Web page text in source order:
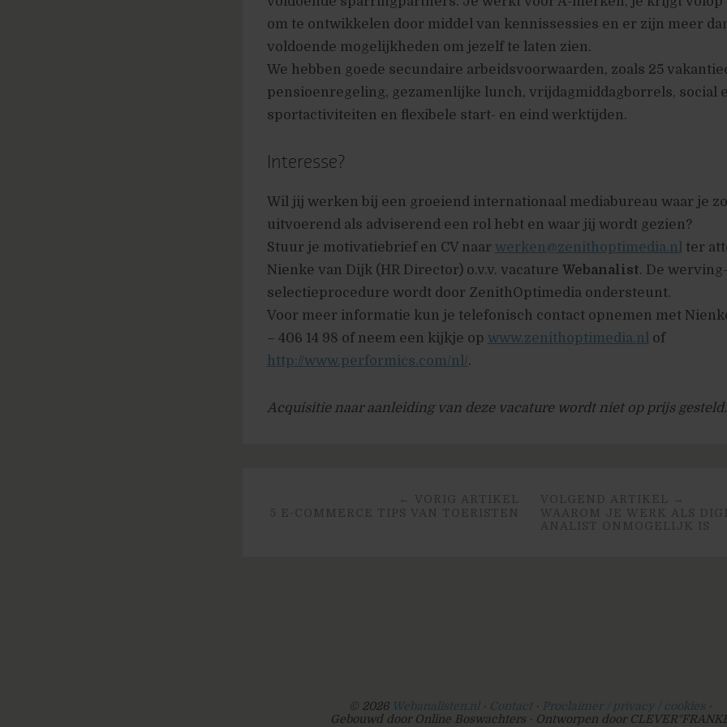
om te ontwikkelen door middel van kennissessies en er zijn meer
voldoende mogelijkheden om jezelf te laten zien.
We hebben goede secundaire arbeidsvoorwaarden, zoals 25
pensioenregeling, gezamenlijke lunch, vrijdagmiddagborrels, social
sportactiviteiten en flexibele start- en eind werktijden.
Interesse?
Wil jij werken bij een groeiend internationaal mediabureau waar je
uitvoerend als adviserend een rol hebt en waar jij wordt gezien?
Stuur je motivatiebrief en CV naar werken@zenithoptimedia.nlter
Nienke van Dijk (HR Director) o.v.v. vacature Webanalist. De
selectieprocedure wordt door ZenithOptimedia ondersteunt.
Voor meer informatie kun je telefonisch contact opnemen met
– 406 14 98 of neem een kijkje op www.zenithoptimedia.nlof
http://www.performics.com/nl/.
Acquisitie naar aanleiding van deze vacature wordt niet op prijs gesteld.
VOLGEND ARTIKEL →
WAAROM JE WERK ALS
ANALIST ONMOGELIJK IS
← VORIG ARTIKEL
5 E-COMMERCE TIPS VAN TOERISTEN
© 2026 Webanalisten.nl Contact
Proclaimer / privacy / cookies
Gebouwd door Online Boswachters
Ontworpen door